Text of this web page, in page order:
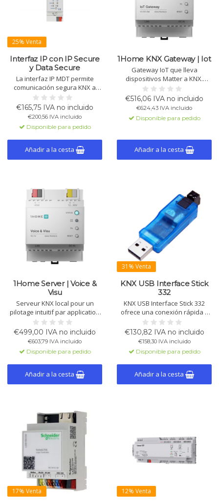
25% Venta
Interfaz IP con IP Secure
y Data Secure
La interfaz IP MDT permite
comunicación segura KNX a
través de TCP/IP con 4
conexiones simultáneas.
Soporta KNX IP Secure y Data
Secure. Alimentación por bus
KNX. Actualización de firmware
disponible.
€165,75 IVA no incluido
€200,56 IVA incluido
Disponible para pedido
Añadir a la cesta
1Home KNX Gateway | Iot
Gateway IoT que lleva
dispositivos Matter a KNX.
Controla Hue, Ikea, Nuki,
Nanoleaf, Aqara, Shelly y más
vía direcciones de grupo en
ETS. Interfaz KNX IP con
tunneling, automatizaciones
seguro.
€516,06 IVA no incluido
€624,43 IVA incluido
Disponible para pedido
Añadir a la cesta
1Home Server | Voice &
Visu
Serveur KNX local pour un
pilotage intuitif par application
et commande vocale.
Connexion directe à Apple
Home, Google Home et Alexa
via Matter. Sans cloud, sans
ETS, installation rapide et
données sécurisées.
€499,00 IVA no incluido
€603,79 IVA incluido
Disponible para pedido
Añadir a la cesta
31% Venta
KNX USB Interface Stick
332
KNX USB Interface Stick 332
ofrece una conexión rápida y
fiable entre PC y bus KNX,
soporta telegramas largos para
descargas más eficientes y es
compatible con ETS.
€130,82 IVA no incluido
€158,30 IVA incluido
Disponible para pedido
Añadir a la cesta
17% Venta 12% Venta